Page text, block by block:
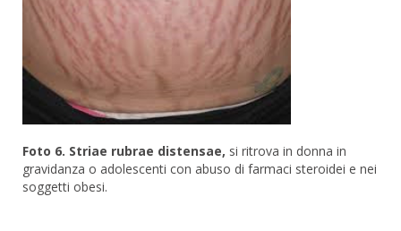
Foto 6. Striae rubrae distensae, si ritrova in donna in
gravidanza o adolescenti con abuso di farmaci steroidei e nei
soggetti obesi.